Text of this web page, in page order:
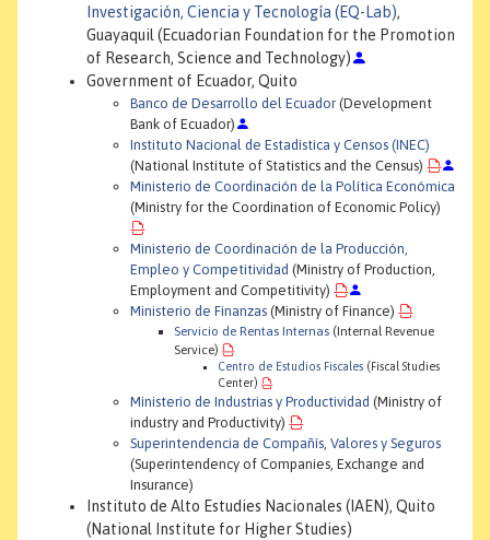
Investigación, Ciencia y Tecnología (EQ-Lab),
Guayaquil (Ecuadorian Foundation for the Promotion
of Research, Science and Technology)
Government of Ecuador, Quito
Banco de Desarrollo del Ecuador (Development
Bank of Ecuador)
Instituto Nacional de Estadística y Censos (INEC)
(National Institute of Statistics and the Census)
Ministerio de Coordinación de la Política Económica
(Ministry for the Coordination of Economic Policy)
Ministerio de Coordinación de la Producción,
Empleo y Competitividad (Ministry of Production,
Employment and Competitivity)
Ministerio de Finanzas (Ministry of Finance)
Servicio de Rentas Internas (Internal Revenue
Service)
Centro de Estudios Fiscales (Fiscal Studies
Center)
Ministerio de Industrias y Productividad (Ministry of
industry and Productivity)
Superintendencia de Compañís, Valores y Seguros
(Superintendency of Companies, Exchange and
Insurance)
Instituto de Alto Estudies Nacionales (IAEN), Quito
(National Institute for Higher Studies)